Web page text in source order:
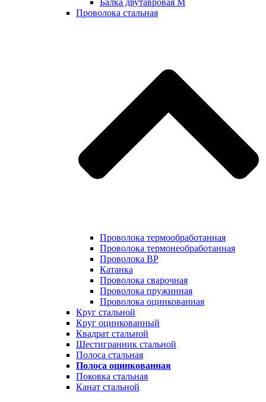
Балка двутавровая М
Проволока стальная
Проволока термообработанная
Проволока термонеобработанная
Проволока ВР
Катанка
Проволока сварочная
Проволока пружинная
Проволока оцинкованная
Круг стальной
Круг оцинкованный
Квадрат стальной
Шестигранник стальной
Полоса стальная
Полоса оцинкованная
Поковка стальная
Канат стальной